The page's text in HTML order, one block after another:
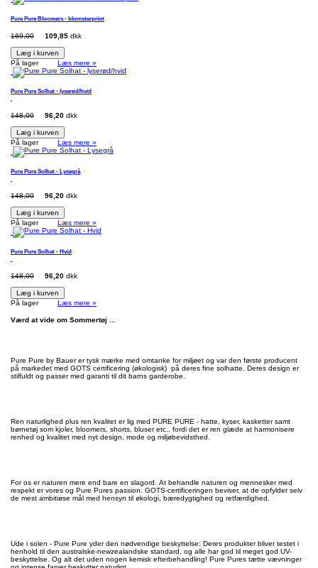
Pure Pure Bloomers - blomsterprint
169,00 109,85 dkk
Læg i kurven
På lager Læs mere »
Pure Pure Solhat - lyserød/hvid
148,00 96,20 dkk
Læg i kurven
På lager Læs mere »
Pure Pure Solhat - Lysegrå
148,00 96,20 dkk
Læg i kurven
På lager Læs mere »
Pure Pure Solhat - Hvid
148,00 96,20 dkk
Læg i kurven
På lager Læs mere »
Værd at vide om Sommertøj ...
Pure Pure by Bauer er tysk mærke med omtanke for miljøet og var den første producent
på markedet med GOTS certificering (økologisk) på deres fine solhatte. Deres design er
stilfuldt og passer med garanti til dit barns garderobe.
Ren naturlighed plus ren kvalitet er lig med PURE PURE - hatte, kyser, kasketter samt
børnetøj som kjoler, bloomers, shorts, bluser etc., fordi det er ren glæde at harmonisere
renhed og kvalitet med nyt design, mode og miljøbevidsthed.
For os er naturen mere end bare en slagord. At behandle naturen og mennesker med
respekt er vores og Pure Pures passion. GOTS-certificeringen beviser, at de opfylder selv
de mest ambitiøse mål med hensyn til økologi, bæredygtighed og retfærdighed.
Ude i solen - Pure Pure yder den nødvendige beskyttelse: Deres produkter bliver testet i
henhold til den australske-newzealandske standard, og alle har god til meget god UV-
beskyttelse. Og alt det uden nogen kemisk efterbehandling! Pure Pures tætte vævninger